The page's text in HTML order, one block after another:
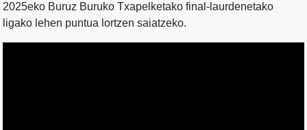
2025eko Buruz Buruko Txapelketako final-laurdenetako
ligako lehen puntua lortzen saiatzeko.